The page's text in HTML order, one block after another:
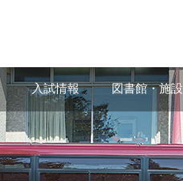
入試情報 図書館・施設